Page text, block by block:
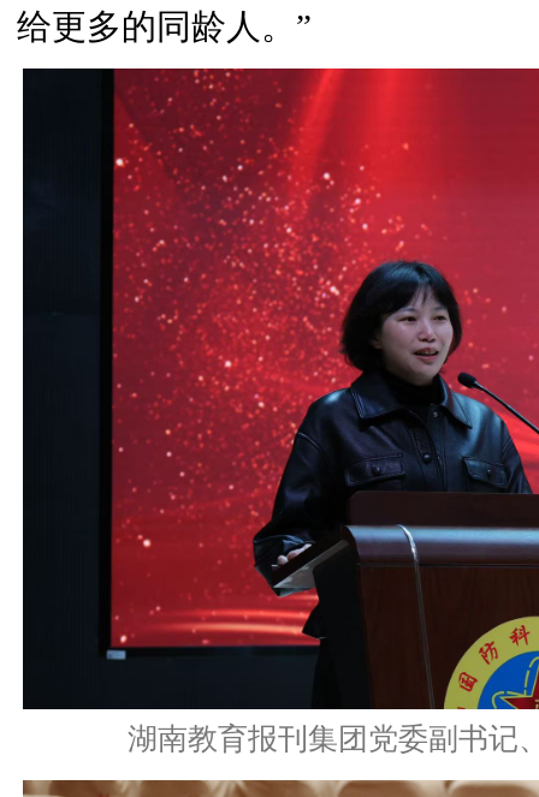
给更多的同龄人。”
湖南教育报刊集团党委副书记